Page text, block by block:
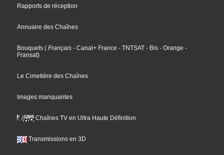
Rapports de réception
Annuaire des Chaînes
Bouquets ( Français - Canal+ France - TNTSAT - Bis - Orange -
Fransat)
Le Cimetière des Chaînes
Images manquantes
Chaînes TV en Ultra Haute Définition
Transmissions en 3D